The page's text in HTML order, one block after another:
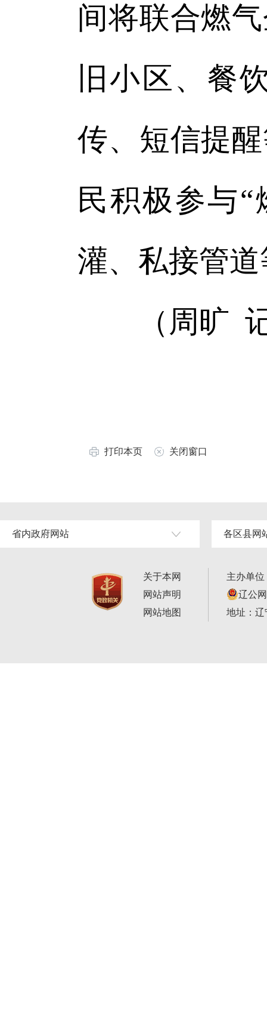
间将联合燃
旧小区、餐
传、短信提
民积极参与
灌、私接管
（周旷 记
打印本页 关闭窗口
省内政府网站 各区县网
关于本网
网站声明
网站地图
主办单
辽公
地址：辽